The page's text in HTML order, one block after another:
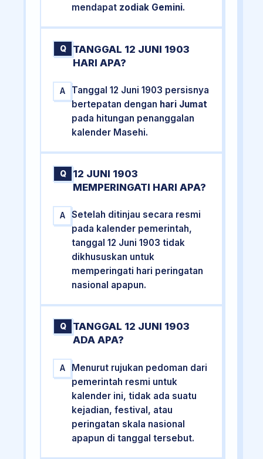
mendapat zodiak Gemini.
Q
TANGGAL 12 JUNI 1903
HARI APA?
A
Tanggal 12 Juni 1903 persisnya
bertepatan dengan hari Jumat
pada hitungan penanggalan
kalender Masehi.
Q
12 JUNI 1903
MEMPERINGATI HARI APA?
A
Setelah ditinjau secara resmi
pada kalender pemerintah,
tanggal 12 Juni 1903 tidak
dikhususkan untuk
memperingati hari peringatan
nasional apapun.
Q
TANGGAL 12 JUNI 1903
ADA APA?
A
Menurut rujukan pedoman dari
pemerintah resmi untuk
kalender ini, tidak ada suatu
kejadian, festival, atau
peringatan skala nasional
apapun di tanggal tersebut.